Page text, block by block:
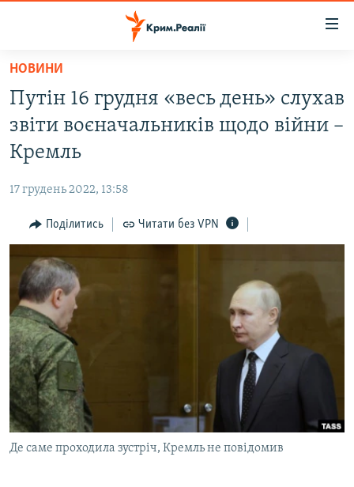
Перейти
основного
матеріалу
Перейти
до
основної
навігації
Перейти
до
пошуку
ВОДА.КРИМ
ВІДЕО ТА ФОТО
БЛОГИ
ПОГЛЯД
ІНТЕРВ'Ю
ВСЕ ЗА ДЕНЬ
СПЕЦПРОЕКТИ
ДЕПОРТАЦІЯ
ВІДЕОУРОКИ «ELIFBE»
СВІДЧЕННЯ ОКУПАЦІЇ
УКРАЇНСЬКА ПРОБЛЕМА КРИМУ
ІНФОГРАФІКА
ЯК ОБІЙТИ БЛОКУВАННЯ
Русский
Qırımtatar
ДОЛУЧАЙСЯ!
НОВИНИ
Путін 16 грудня «весь день» слухав
звіти воєначальників щодо війни –
Кремль
17 грудень 2022, 13:58
Поділитись Читати без VPN
Де саме проходила зустріч, Кремль не повідомив